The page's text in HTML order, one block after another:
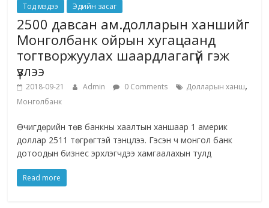
Тод мэдээ Эдийн засаг
2500 давсан ам.долларын ханшийг
Монголбанк ойрын хугацаанд
тогтворжуулах шаардлагагүй гэж
үзлээ
2018-09-21 Admin 0 Comments Долларын ханш,
Монголбанк
Өчигдөрийн төв банкны хаалтын ханшаар 1 америк
доллар 2511 төгрөгтэй тэнцлээ. Гэсэн ч монгол банк
дотоодын бизнес эрхлэгчдээ хамгаалахын тулд
Read more